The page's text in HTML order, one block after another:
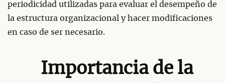
periodicidad utilizadas para evaluar el desempeño de
la estructura organizacional y hacer modificaciones
en caso de ser necesario.
Importancia de la